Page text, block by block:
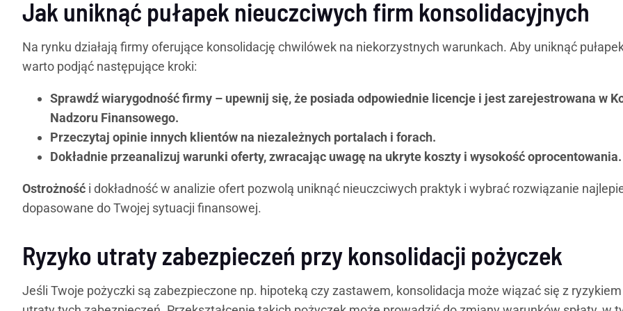
Jak uniknąć pułapek nieuczciwych firm konsolidacyjnych
Na rynku działają firmy oferujące konsolidację chwilówek na niekorzystnych warunkach. Aby uniknąć
warto podjąć następujące kroki:
Sprawdź wiarygodność firmy – upewnij się, że posiada odpowiednie licencje i jest zarejestrowana w
Nadzoru Finansowego.
Przeczytaj opinie innych klientów na niezależnych portalach i forach.
Dokładnie przeanalizuj warunki oferty, zwracając uwagę na ukryte koszty i wysokość oprocentowania.
Ostrożność i dokładność w analizie ofert pozwolą uniknąć nieuczciwych praktyk i wybrać rozwiązanie
dopasowane do Twojej sytuacji finansowej.
Ryzyko utraty zabezpieczeń przy konsolidacji pożyczek
Jeśli Twoje pożyczki są zabezpieczone np. hipoteką czy zastawem, konsolidacja może wiązać się z ryzykiem